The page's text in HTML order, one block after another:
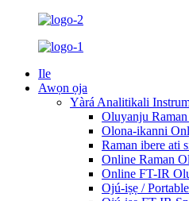
Ile
Awọn ọja
Yàrá Analitikali
Oluyanju
Olona-ikanni
Raman ibere ati
Online Raman
Online FT-IR
Ojú-iṣẹ /